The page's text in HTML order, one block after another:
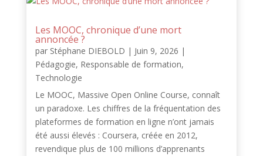
Les MOOC, chronique d’une mort
annoncée ?
par Stéphane DIEBOLD | Juin 9, 2026 |
Pédagogie, Responsable de formation,
Technologie
Le MOOC, Massive Open Online Course, connaît
un paradoxe. Les chiffres de la fréquentation des
plateformes de formation en ligne n’ont jamais
été aussi élevés : Coursera, créée en 2012,
revendique plus de 100 millions d’apprenants